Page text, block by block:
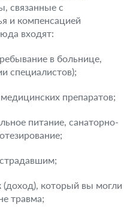
связанные с
и компенсацией
входят:
в больнице,
специалистов);
препаратов;
питание, санаторно-
(доход), который вы могли
травма;